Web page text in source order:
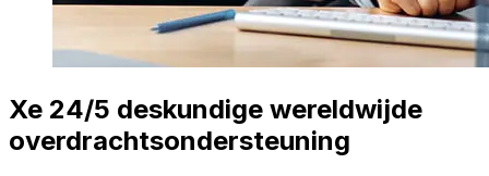
Xe 24/5 deskundige wereldwijde
overdrachtsondersteuning